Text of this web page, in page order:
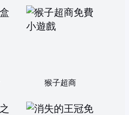
猴子超商